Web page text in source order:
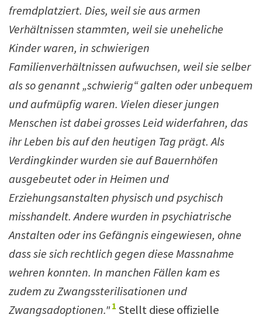
fremdplatziert. Dies, weil sie aus armen
Verhältnissen stammten, weil sie uneheliche
Kinder waren, in schwierigen
Familienverhältnissen aufwuchsen, weil sie selber
als so genannt „schwierig“ galten oder unbequem
und aufmüpfig waren. Vielen dieser jungen
Menschen ist dabei grosses Leid widerfahren, das
ihr Leben bis auf den heutigen Tag prägt. Als
Verdingkinder wurden sie auf Bauernhöfen
ausgebeutet oder in Heimen und
Erziehungsanstalten physisch und psychisch
misshandelt. Andere wurden in psychiatrische
Anstalten oder ins Gefängnis eingewiesen, ohne
dass sie sich rechtlich gegen diese Massnahme
wehren konnten. In manchen Fällen kam es
zudem zu Zwangssterilisationen und
Zwangsadoptionen." 1 Stellt diese offizielle